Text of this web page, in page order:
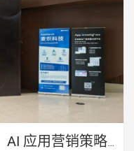
AI 应用营销策略